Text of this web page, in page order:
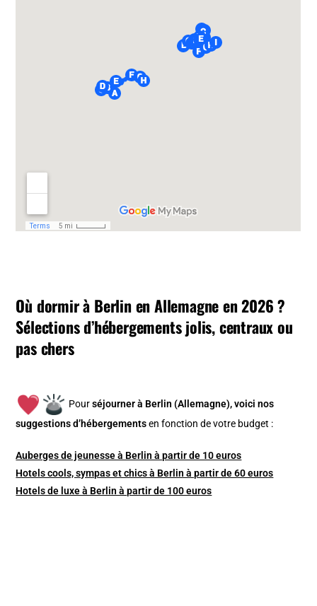
Où dormir à Berlin en Allemagne en 2026 ?
Sélections d’hébergements jolis, centraux ou
pas chers
Pourséjourner à Berlin (Allemagne), voici nos
suggestions d’hébergements en fonction de votre budget :
Auberges de jeunesse à Berlin à partir de 10 euros
Hotels cools, sympas et chics à Berlin à partir de 60 euros
Hotels de luxe à Berlin à partir de 100 euros